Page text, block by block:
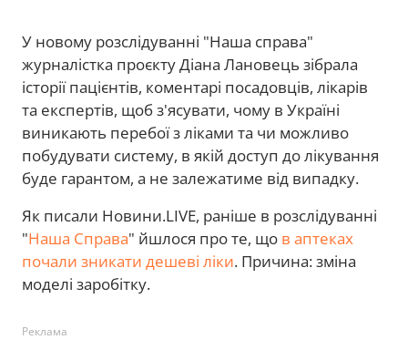
У новому розслідуванні "Наша справа"
журналістка проєкту Діана Лановець зібрала
історії пацієнтів, коментарі посадовців, лікарів
та експертів, щоб з'ясувати, чому в Україні
виникають перебої з ліками та чи можливо
побудувати систему, в якій доступ до лікування
буде гарантом, а не залежатиме від випадку.
Як писали Новини.LIVE, раніше в розслідуванні
"Наша Справа" йшлося про те, що в аптеках
почали зникати дешеві ліки. Причина: зміна
моделі заробітку.
Реклама